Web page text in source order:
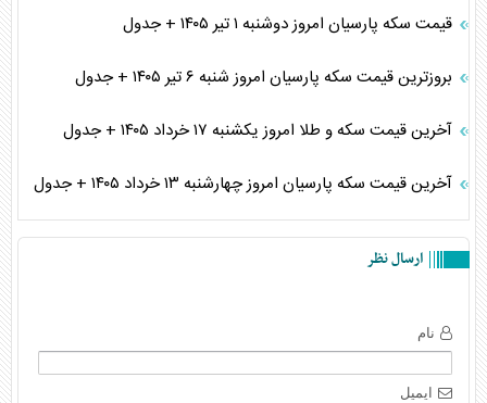
قیمت سکه پارسیان امروز دوشنبه ۱ تیر ۱۴۰۵ + جدول
بروزترین قیمت سکه پارسیان امروز شنبه ۶ تیر ۱۴۰۵ + جدول
آخرین قیمت سکه و طلا امروز یکشنبه ۱۷ خرداد ۱۴۰۵ + جدول
آخرین قیمت سکه پارسیان امروز چهارشنبه ۱۳ خرداد ۱۴۰۵ + جدول
ارسال نظر
نام
ایمیل